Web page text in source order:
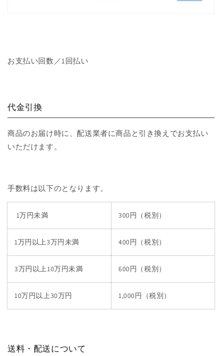
お支払い回数／1回払い
代金引換
商品のお届け時に、配送業者に商品と引き換えでお支払い
いただけます。
手数料は以下のとなります。
1万円未満 300円（税別）
1万円以上3万円未満 400円 （税別）
3万円以上10万円未満 600円 （税別）
10万円以上30万円 1,000円 （税別）
送料・配送について